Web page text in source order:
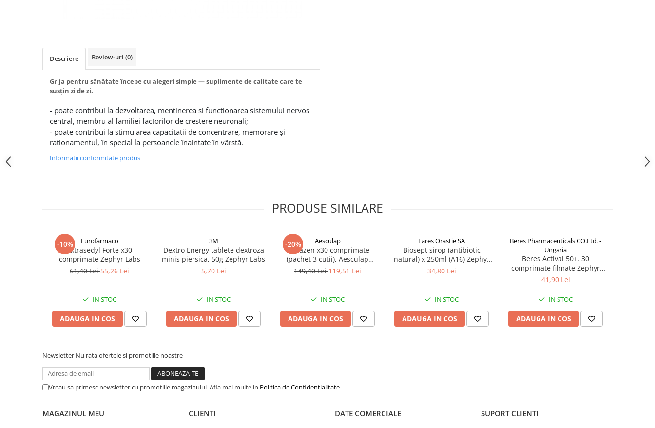
Igiena intima
Produse anti-insecte
Protectie solara
Altele-Produse pentru ingrijire si
Produse tehnico-medicale
Aparatura medicala
Plasturi
Teste de sarcina si ovulatie
Altele-Sanatatea cuplului
Suplimente alimentare
Afectiuni respiratorii
Afectiuni oftalmologice
Afectiuni cardio-vasculare
Afectiuni urogenitale
Descriere Review-uri (0)
Grija pentru sănătate începe cu alegeri simple — suplimente de calitate care te
susțin zi de zi.
- poate contribui la dezvoltarea, mentinerea si functionarea sistemului nervos
central, membru al familiei factorilor de crestere neuronali;
- poate contribui la stimularea capacitatii de concentrare, memorare şi
raţionamentul, în special la persoanele înaintate în vârstă.
Informatii conformitate produs
PRODUSE SIMILARE
-10% Eurofarmaco
Extrasedyl Forte x30
comprimate Zephyr Labs
61,40 Lei55,26 Lei
IN STOC
ADAUGA IN COS
3M
Dextro Energy tablete dextroza
minis piersica, 50g Zephyr Labs
5,70 Lei
IN STOC
ADAUGA IN COS
-20% Aesculap
Hepazen x30 comprimate
(pachet 3 cutii), Aesculap
Zephyr Labs
149,40 Lei119,51 Lei
IN STOC
ADAUGA IN COS
Fares Orastie SA
Biosept sirop (antibiotic
natural) x 250ml (A16) Zephyr
Labs
34,80 Lei
IN STOC
ADAUGA IN COS
Beres Pharmaceuticals CO.Ltd. -
Ungaria
Beres Actival 50+, 30
comprimate filmate Zephyr
Labs
41,90 Lei
IN STOC
ADAUGA IN COS
Newsletter Nu rata ofertele si promotiile noastre
Vreau sa primesc newsletter cu promotiile magazinului. Afla mai multe in Politica de Confidentialitate
MAGAZINUL MEU CLIENTI DATE COMERCIALE SUPORT CLIENTI